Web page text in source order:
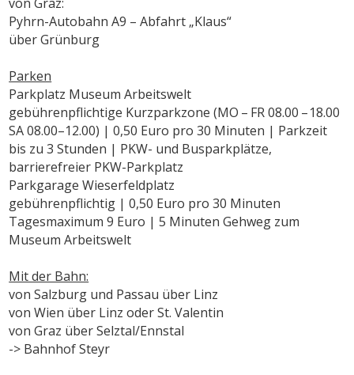
Pyhrn-Autobahn A9 – Abfahrt „Klaus“
über Grünburg
Parken
Parkplatz Museum Arbeitswelt
gebührenpflichtige Kurzparkzone (MO – FR 08.00 – 18.00
SA 08.00–12.00) | 0,50 Euro pro 30 Minuten | Parkzeit
bis zu 3 Stunden | PKW- und Busparkplätze,
barrierefreier PKW-Parkplatz
Parkgarage Wieserfeldplatz
gebührenpflichtig | 0,50 Euro pro 30 Minuten
Tagesmaximum 9 Euro | 5 Minuten Gehweg zum
Museum Arbeitswelt
Mit der Bahn:
von Salzburg und Passau über Linz
von Wien über Linz oder St. Valentin
von Graz über Selztal/Ennstal
-> Bahnhof Steyr